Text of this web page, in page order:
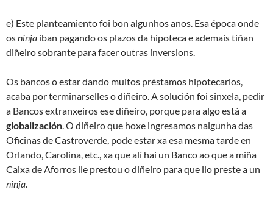
e) Este planteamiento foi bon algunhos anos. Esa época onde
osninja iban pagando os plazos da hipoteca e ademais tiñan
diñeiro sobrante para facer outras inversions.
Os bancos o estar dando muitos préstamos hipotecarios,
acaba por terminarselles o diñeiro. A solución foi sinxela, pedir
a Bancos extranxeiros ese diñeiro, porque para algo está a
globalización. O diñeiro que hoxe ingresamos nalgunha das
Oficinas de Castroverde, pode estar xa esa mesma tarde en
Orlando, Carolina, etc., xa que alí hai un Banco ao que a miña
Caixa de Aforros lle prestou o diñeiro para que llo preste a un
ninja.